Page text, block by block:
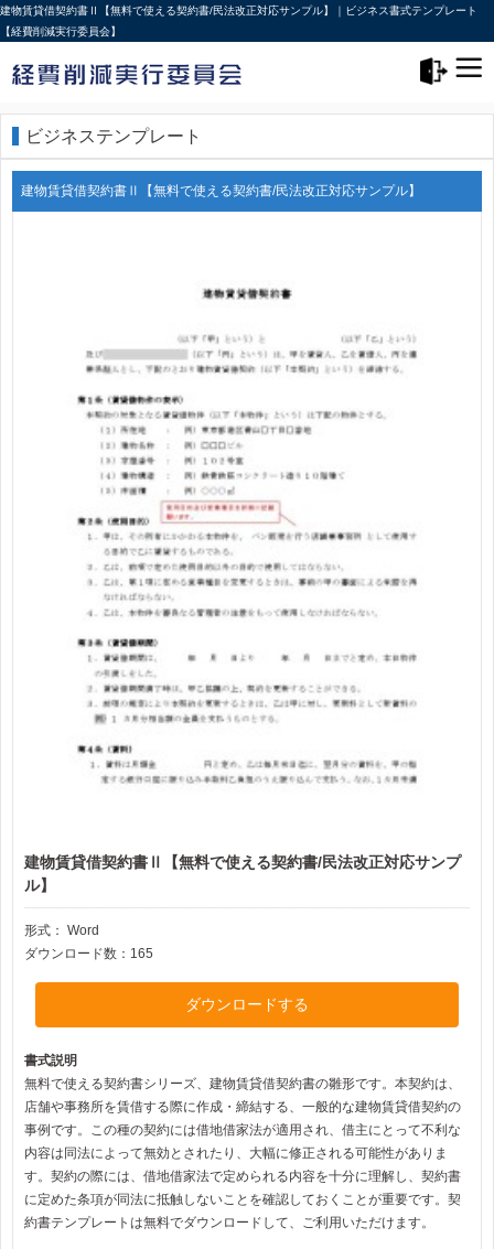
建物賃貸借契約書Ⅱ【無料で使える契約書/民法改正対応サンプル】｜ビジネス書式テンプレート
【経費削減実行委員会】
ビジネステンプレート
建物賃貸借契約書Ⅱ【無料で使える契約書/民法改正対応サンプル】
建物賃貸借契約書Ⅱ【無料で使える契約書/民法改正対応サンプ
ル】
形式： Word
ダウンロード数：165
ダウンロードする
書式説明
無料で使える契約書シリーズ、建物賃貸借契約書の雛形です。本契約は、
店舗や事務所を賃借する際に作成・締結する、一般的な建物賃貸借契約の
事例です。この種の契約には借地借家法が適用され、借主にとって不利な
内容は同法によって無効とされたり、大幅に修正される可能性がありま
す。契約の際には、借地借家法で定められる内容を十分に理解し、契約書
に定めた条項が同法に抵触しないことを確認しておくことが重要です。契
約書テンプレートは無料でダウンロードして、ご利用いただけます。